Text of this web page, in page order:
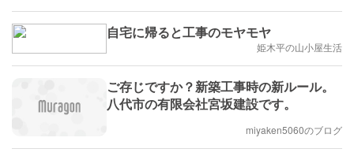
自宅に帰ると工事のモヤモヤ
姫木平の山小屋生活
ご存じですか？新築工事時の新ルール。
八代市の有限会社宮坂建設です。
miyaken5060のブログ